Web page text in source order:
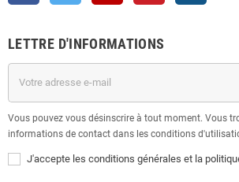
LETTRE D'INFORMATIONS
Vous pouvez vous désinscrire à tout moment. Vous
informations de contact dans les conditions
J'accepte les conditions générales et la